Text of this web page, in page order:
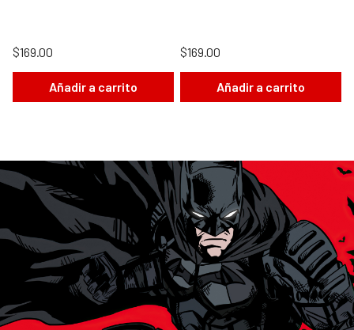
$169.00
Añadir a carrito
$169.00
Añadir a carrito